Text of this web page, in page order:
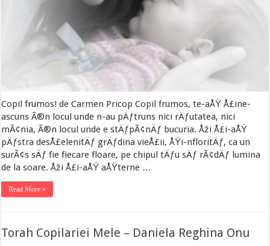
Copil frumos! de Carmen Pricop Copil frumos, te-aÅŸ Å£ine-
ascuns Ã®n locul unde n-au pÄƒtruns nici rÄƒutatea, nici
mÃ¢nia, Ã®n locul unde e stÄƒpÃ¢nÄƒ bucuria. Åži Å£i-aÅŸ
pÄƒstra desÅ£elenitÄƒ grÄƒdina vieÅ£ii, ÅŸi-nfloritÄƒ, ca un
surÃ¢s sÄƒ fie fiecare floare, pe chipul tÄƒu sÄƒ rÃ¢dÄƒ lumina
de la soare. Åži Å£i-aÅŸ aÅŸterne …
Read More »
Torah Copilariei Mele – Daniela Reghina Onu